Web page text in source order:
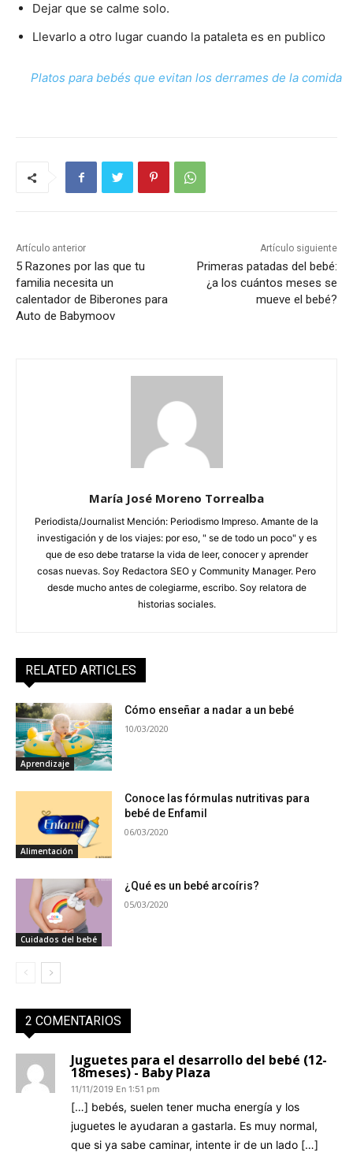
Dejar que se calme solo.
Llevarlo a otro lugar cuando la pataleta es en publico
Platos para bebés que evitan los derrames de la comida
Artículo anterior
5 Razones por las que tu
familia necesita un
calentador de Biberones para
Auto de Babymoov
Artículo siguiente
Primeras patadas del bebé:
¿a los cuántos meses se
mueve el bebé?
María José Moreno Torrealba
Periodista/Journalist Mención: Periodismo Impreso. Amante de la
investigación y de los viajes: por eso, " se de todo un poco" y es
que de eso debe tratarse la vida de leer, conocer y aprender
cosas nuevas. Soy Redactora SEO y Community Manager. Pero
desde mucho antes de colegiarme, escribo. Soy relatora de
historias sociales.
RELATED ARTICLES
Aprendizaje
Cómo enseñar a nadar a un bebé
10/03/2020
Alimentación
Conoce las fórmulas nutritivas para
bebé de Enfamil
06/03/2020
Cuidados del bebé
¿Qué es un bebé arcoíris?
05/03/2020
2 COMENTARIOS
Juguetes para el desarrollo del bebé (12-
18meses) - Baby Plaza
11/11/2019 En 1:51 pm
[…] bebés, suelen tener mucha energía y los
juguetes le ayudaran a gastarla. Es muy normal,
que si ya sabe caminar, intente ir de un lado […]